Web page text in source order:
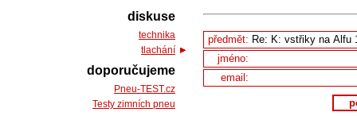
předmět:
jméno:
email:
diskuse
technika
tlachání
doporučujeme
Pneu-TEST.cz
Testy zimních pneu